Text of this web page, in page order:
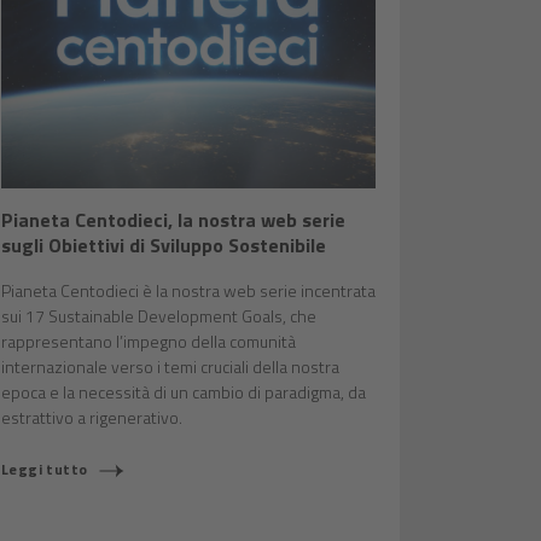
Pianeta Centodieci, la nostra web serie
sugli Obiettivi di Sviluppo Sostenibile
Pianeta Centodieci è la nostra web serie incentrata
sui 17 Sustainable Development Goals, che
rappresentano l’impegno della comunità
internazionale verso i temi cruciali della nostra
epoca e la necessità di un cambio di paradigma, da
estrattivo a rigenerativo.
Leggi tutto